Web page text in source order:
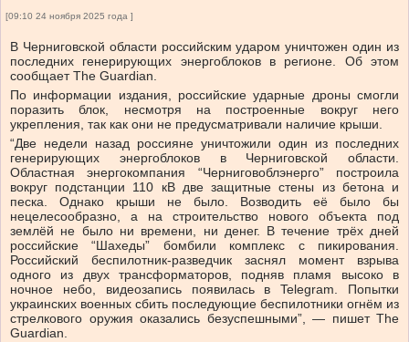
[09:10 24 ноября 2025 года ]
В Черниговской области российским ударом уничтожен один из
последних генерирующих энергоблоков в регионе. Об этом
сообщает The Guardian.
По информации издания, российские ударные дроны смогли
поразить блок, несмотря на построенные вокруг него
укрепления, так как они не предусматривали наличие крыши.
“Две недели назад россияне уничтожили один из последних
генерирующих энергоблоков в Черниговской области.
Областная энергокомпания “Черниговоблэнерго” построила
вокруг подстанции 110 кВ две защитные стены из бетона и
песка. Однако крыши не было. Возводить её было бы
нецелесообразно, а на строительство нового объекта под
землёй не было ни времени, ни денег. В течение трёх дней
российские “Шахеды” бомбили комплекс с пикирования.
Российский беспилотник-разведчик заснял момент взрыва
одного из двух трансформаторов, подняв пламя высоко в
ночное небо, видеозапись появилась в Telegram. Попытки
украинских военных сбить последующие беспилотники огнём из
стрелкового оружия оказались безуспешными”, — пишет The
Guardian.